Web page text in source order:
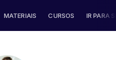
MATERIAIS CURSOS IR PARA